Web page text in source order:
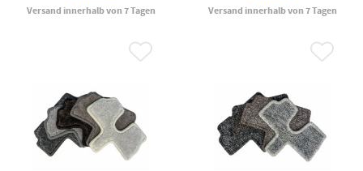
Versand innerhalb von 7 Tagen Versand innerhalb von 7 Tagen